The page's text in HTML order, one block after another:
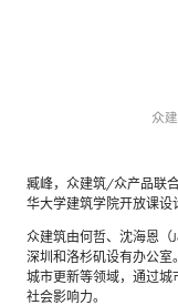
众
臧峰，众建筑/众产品联
华大学建筑学院开放课设
众建筑由何哲、沈海恩（
深圳和洛杉矶设有办公室
城市更新等领域，通过
社会影响力。